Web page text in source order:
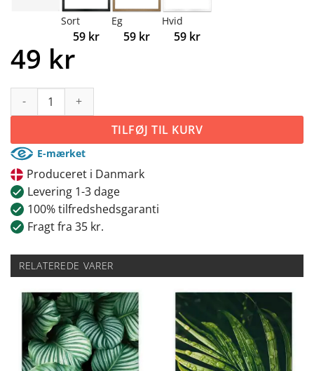
Sort
59 kr
Eg
59 kr
Hvid
59 kr
49 kr
Tropiske blade antal
TILFØJ TIL KURV
E-mærket
Produceret i Danmark
Levering 1-3 dage
100% tilfredshedsgaranti
Fragt fra 35 kr.
RELATEREDE VARER